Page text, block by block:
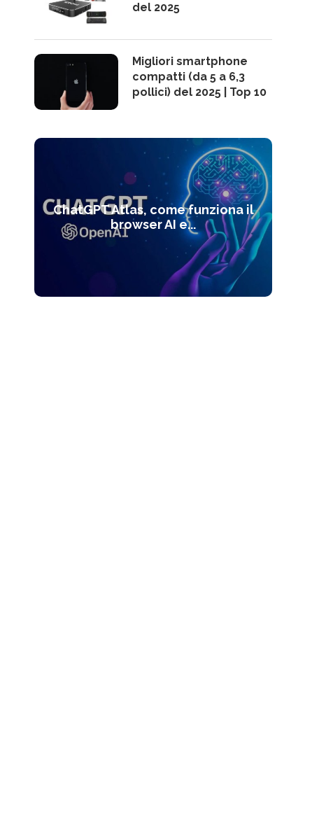
del 2025
Migliori smartphone
compatti (da 5 a 6,3
pollici) del 2025 | Top 10
ChatGPT Atlas, come funziona il
browser AI e...